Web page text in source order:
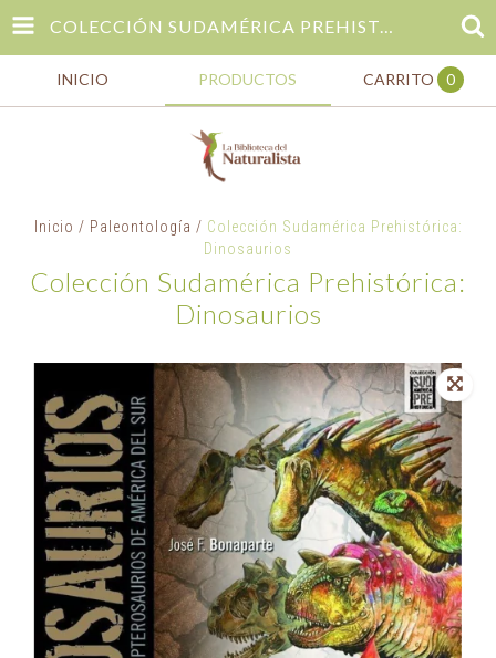
COLECCIÓN SUDAMÉRICA PREHISTÓRICA: DINOSAURIOS
INICIO PRODUCTOS CARRITO 0
Inicio / Paleontología / Colección Sudamérica Prehistórica:
Dinosaurios
Colección Sudamérica Prehistórica:
Dinosaurios